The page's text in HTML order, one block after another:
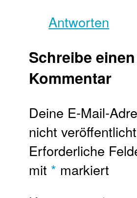
Antworten
Schreibe einen
Kommentar
Deine E-Mail-
nicht
Erforderliche
mit * markiert